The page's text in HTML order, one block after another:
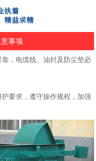
事项
，电缆线、油封及防尘垫必
要求，遵守操作规程，加强